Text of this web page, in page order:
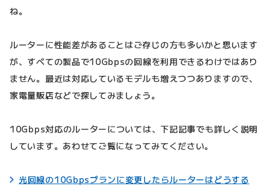
ね。
ルーターに性能差があることはご存じの方も多いかと思います
が、すべての製品で10Gbpsの回線を利用できるわけではあり
ません。最近は対応しているモデルも増えつつありますので、
家電量販店などで探してみましょう。
10Gbps対応のルーターについては、下記記事でも詳しく説明
しています。あわせてご覧になってみてください。
光回線の10Gbpsプランに変更したらルーターはどうする